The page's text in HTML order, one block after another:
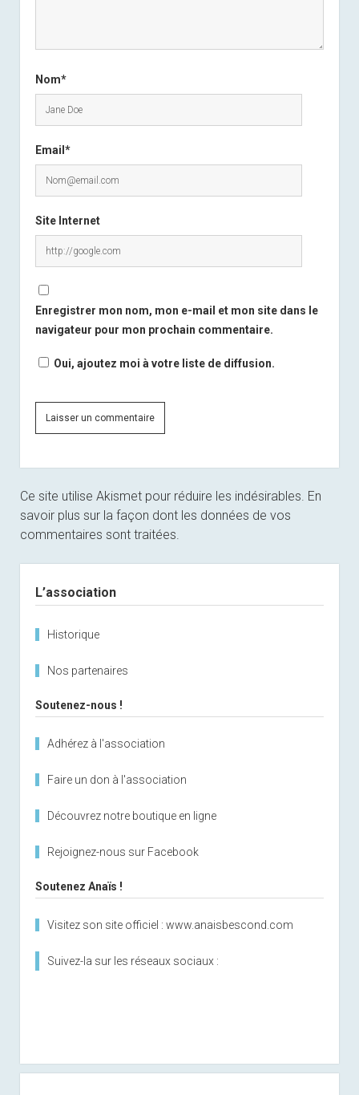
Nom*
Email*
Site Internet
Enregistrer mon nom, mon e-mail et mon site dans le
navigateur pour mon prochain commentaire.
Oui, ajoutez moi à votre liste de diffusion.
Ce site utilise Akismet pour réduire les indésirables. En
savoir plus sur la façon dont les données de vos
commentaires sont traitées
L’association
Historique
Nos partenaires
Soutenez-nous !
Adhérez à l'association
Faire un don à l'association
Découvrez notre boutique en ligne
Rejoignez-nous sur Facebook
Soutenez Anaïs !
Visitez son site officiel : www.anaisbescond.com
Suivez-la sur les réseaux sociaux :